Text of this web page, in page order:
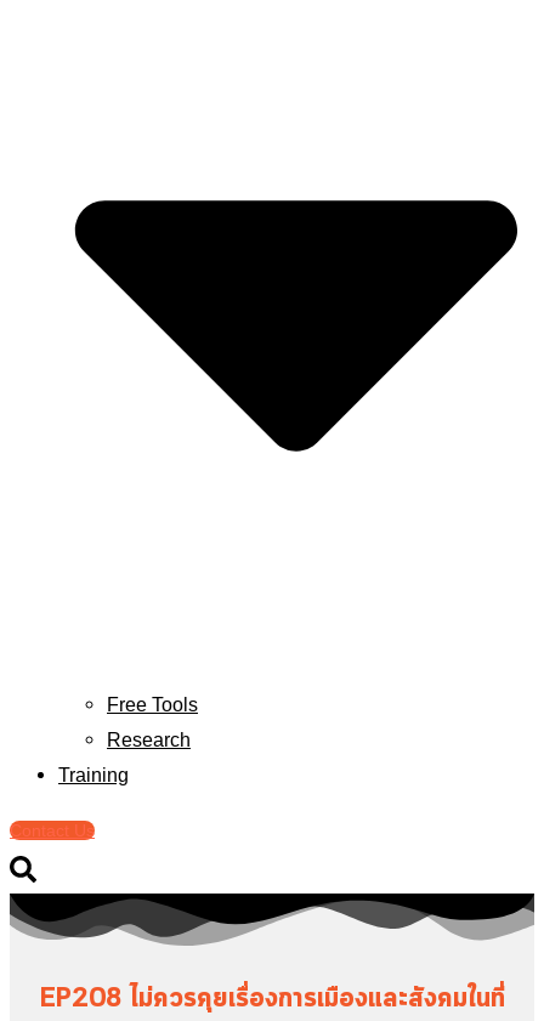
Free Tools
Research
Training
Contact Us
EP208 ไม่ควรคุยเรื่องการเมืองและสังคมในที่